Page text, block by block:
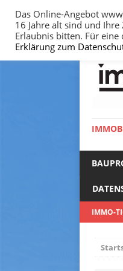
HOME
IMMO-
Das Online-Angebot
16 Jahre alt sind und
Erlaubnis bitten. Für
Erklärung zum